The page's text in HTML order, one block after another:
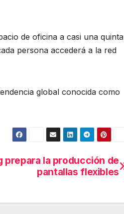
de oficina a casi una quinta
persona accederá a la red
global conocida como
prepara la producción de
pantallas flexibles